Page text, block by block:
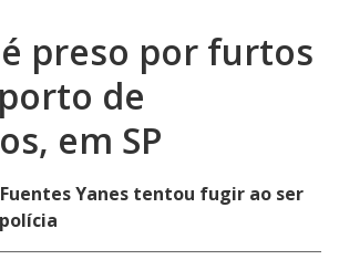
preso por furtos
de
em SP
Yanes tentou fugir ao ser